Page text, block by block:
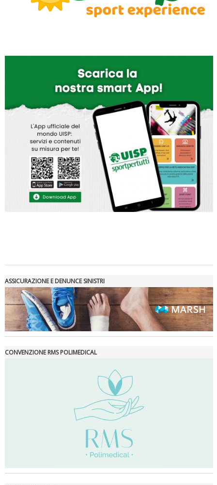
Tiziano Pesce a Radio InBlu2000 traccia il bilancio della stagione
La formazione Uisp rallenta ma prosegue anche in estate
ASSICURAZIONE E DENUNCE SINISTRI
CONVENZIONE RMS POLIMEDICAL